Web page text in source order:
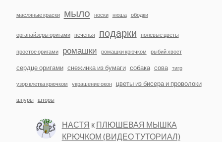
масляные краски мыло носки нюша ободки
органайзеры оригами печенья подарки полевые цветы
простое оригами ромашки ромашки крючком рыбий хвост
сердце оригами снежинка из бумаги собака сова тигр
узор клетка крючком украшение окон цветы из бисера и проволоки
шнуры шторы
НАСТЯ к ПЛЮШЕВАЯ МЫШКА
КРЮЧКОМ (ВИДЕО ТУТОРИАЛ)